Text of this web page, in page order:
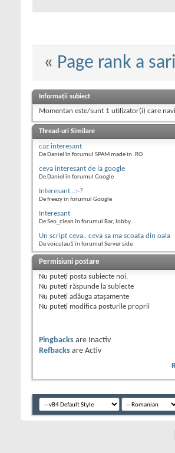
« Page rank a
Informații subiect
Momentan este/sunt 1 utilizator(i) care
Thread-uri Similare
caz interesant
De Daniel în forumul SPAM made in .RO
ceva interesant de la google
De Daniel în forumul Google
Interesant...:-?
De freezy în forumul Google
Interesant
De Seo_clean în forumul Bar, lobby...
Un script ceva.. ceva sa ma scoata din oala
De voiculau1 în forumul Server side
Permisiuni postare
Nu puteţi posta subiecte noi.
Nu puteţi răspunde la subiecte
Nu puteţi adăuga ataşamente
Nu puteţi modifica posturile proprii
Pingbacks are
Inactiv
Refbacks are Activ